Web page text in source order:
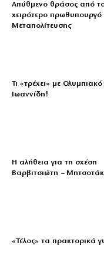
Απύθμενο θράσος από
χειρότερο πρωθυπουργό
Μεταπολίτευσης
Τι «τρέχει» με Ολυμπιακό
Ιωαννίδη!
Η αλήθεια για τη σχέση
Βαρβιτσιώτη –
«Τέλος» τα πρακτορικά